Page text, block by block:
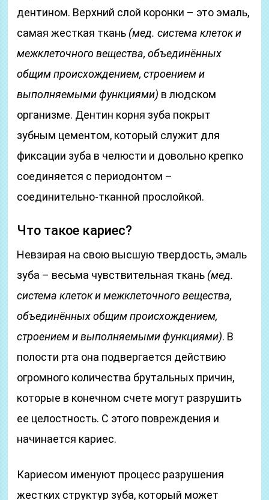
дентином. Верхний слой коронки – это эмаль,
самая жесткая ткань (мед. система клеток и
межклеточного вещества, объединённых
общим происхождением, строением и
выполняемыми функциями) в людском
организме. Дентин корня зуба покрыт
зубным цементом, который служит для
фиксации зуба в челюсти и довольно крепко
соединяется с периодонтом –
соединительно-тканной прослойкой.
Что такое кариес?
Невзирая на свою высшую твердость, эмаль
зуба – весьма чувствительная ткань (мед.
система клеток и межклеточного вещества,
объединённых общим происхождением,
строением и выполняемыми функциями). В
полости рта она подвергается действию
огромного количества брутальных причин,
которые в конечном счете могут разрушить
ее целостность. С этого повреждения и
начинается кариес.
Кариесом именуют процесс разрушения
жестких структур зуба, который может